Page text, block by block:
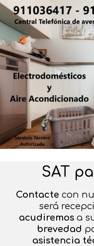
Saltar
contenido
SAT
Contacte con
será
acudiremosa
brevedad
asistencia